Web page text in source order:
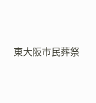
東大阪市民葬祭